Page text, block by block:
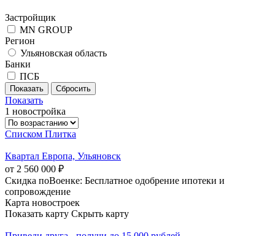
Застройщик
MN GROUP
Регион
Ульяновская область
Банки
ПСБ
Показать
1 новостройка
Списком Плитка
Квартал Европа, Ульяновск
от 2 560 000 ₽
Скидка поВоенке: Бесплатное одобрение ипотеки и
сопровождение
Карта новостроек
Показать карту Скрыть карту